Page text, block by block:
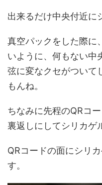
出来るだけ中央付近に
真空パックをした際に
いように、何もない中
弦に変なクセがついて
もんね。
ちなみに先程のQRコ
裏返しにしてシリカゲ
QRコードの面にシリ
す。